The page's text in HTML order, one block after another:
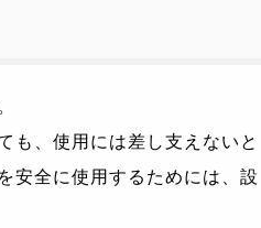
も、使用には差し支えないと
安全に使用するためには、設